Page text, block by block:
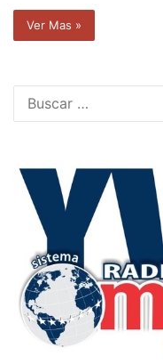
Ver Mas »